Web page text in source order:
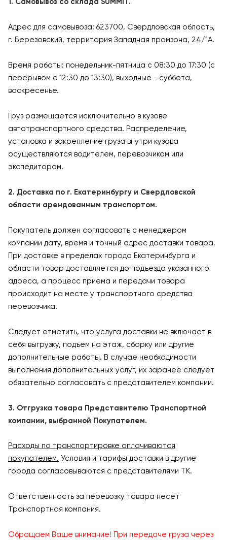
Адрес для самовывоза: 623700, Свердловская область,
г. Березовский, территория Западная промзона, 24/1А.
Время работы: понедельник-пятница с 08:30 до 17:30 (с
перерывом с 12:30 до 13:30), выходные - суббота,
воскресенье.
Груз размещается исключительно в кузове
автотранспортного средства. Распределение,
установка и закрепление груза внутри кузова
осуществляются водителем, перевозчиком или
экспедитором.
2. Доставка по г. Екатеринбургу и Свердловской
области арендованным транспортом.
Покупатель должен согласовать с менеджером
компании дату, время и точный адрес доставки товара.
При доставке в пределах города Екатеринбурга и
области товар доставляется до подъезда указанного
адреса, а процесс приема и передачи товара
происходит на месте у транспортного средства
перевозчика.
Следует отметить, что услуга доставки не включает в
себя выгрузку, подъем на этаж, сборку или другие
дополнительные работы. В случае необходимости
выполнения дополнительных услуг, их заранее следует
обязательно согласовать с представителем компании.
3. Отгрузка товара Представителю Транспортной
компании, выбранной Покупателем.
Расходы по транспортировке оплачиваются
покупателем. Условия и тарифы доставки в другие
города согласовываются с представителями ТК.
Ответственность за перевозку товара несет
Транспортная компания.
Обращаем Ваше внимание! При передаче груза через